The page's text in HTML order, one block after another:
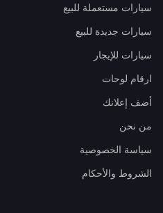
سيارات مستعملة للبيع
سيارات جديدة للبيع
سيارات للإيجار
ارقام لوحات
أضف إعلانك
من نحن
سياسة الخصوصية
الشروط والأحكام